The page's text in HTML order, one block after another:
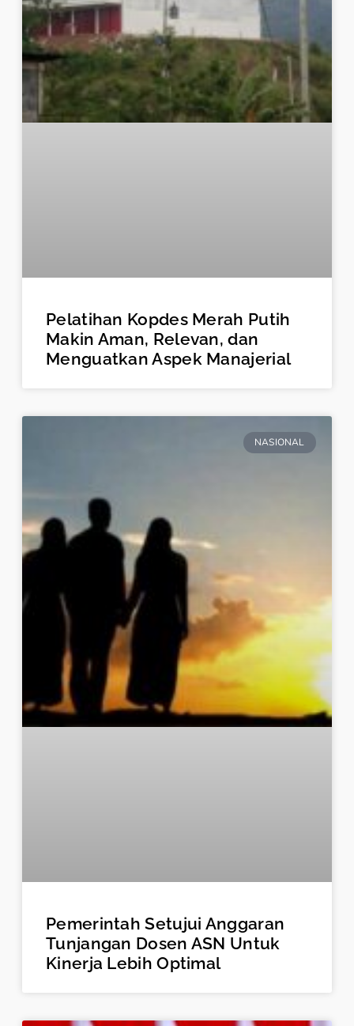
Pelatihan Kopdes Merah Putih
Makin Aman, Relevan, dan
Menguatkan Aspek Manajerial
NASIONAL
Pemerintah Setujui Anggaran
Tunjangan Dosen ASN Untuk
Kinerja Lebih Optimal